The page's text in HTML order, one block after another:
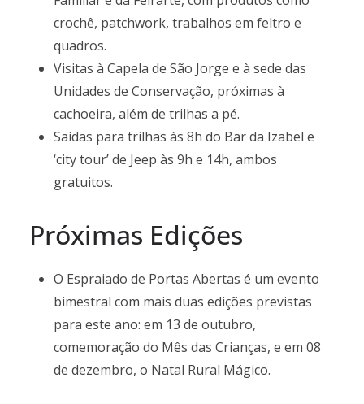
crochê, patchwork, trabalhos em feltro e
quadros.
Visitas à Capela de São Jorge e à sede das
Unidades de Conservação, próximas à
cachoeira, além de trilhas a pé.
Saídas para trilhas às 8h do Bar da Izabel e
‘city tour’ de Jeep às 9h e 14h, ambos
gratuitos.
Próximas Edições
O Espraiado de Portas Abertas é um evento
bimestral com mais duas edições previstas
para este ano: em 13 de outubro,
comemoração do Mês das Crianças, e em 08
de dezembro, o Natal Rural Mágico.